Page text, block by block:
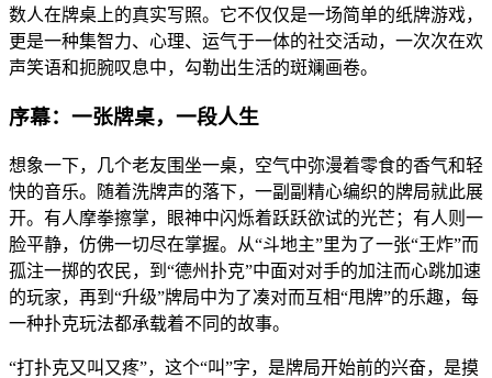
数人在牌桌上的真实写照。它不仅仅是一场简单的纸牌游戏，
更是一种集智力、心理、运气于一体的社交活动，一次次在欢
声笑语和扼腕叹息中，勾勒出生活的斑斓画卷。
序幕：一张牌桌，一段人生
想象一下，几个老友围坐一桌，空气中弥漫着零食的香气和轻
快的音乐。随着洗牌声的落下，一副副精心编织的牌局就此展
开。有人摩拳擦掌，眼神中闪烁着跃跃欲试的光芒；有人则一
脸平静，仿佛一切尽在掌握。从“斗地主”里为了一张“王炸”而
孤注一掷的农民，到“德州扑克”中面对对手的加注而心跳加速
的玩家，再到“升级”牌局中为了凑对而互相“甩牌”的乐趣，每
一种扑克玩法都承载着不同的故事。
“打扑克又叫又疼”，这个“叫”字，是牌局开始前的兴奋，是摸